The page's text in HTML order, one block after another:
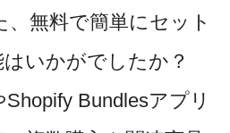
、無料で簡単にセット
いかがでしたか？
Bundlesアプリ